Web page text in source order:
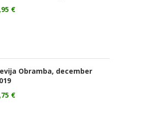
€
Obramba, december
€